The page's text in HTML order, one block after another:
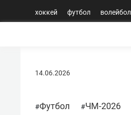
хоккей футбол волейбол
14.06.2026
#Футбол #ЧМ-2026